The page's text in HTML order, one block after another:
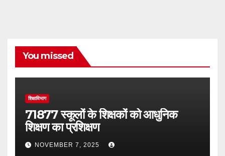
You missed
शिक्षाविभाग
71877 स्कूलों के शिक्षकों को आधुनिक
शिक्षण का प्रशिक्षण
NOVEMBER 7, 2025